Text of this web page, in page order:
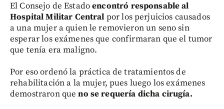
El Consejo de Estadoencontró responsable al
Hospital Militar Central por los perjuicios causados
a una mujer a quien le removieron un seno sin
esperar los exámenes que confirmaran que el tumor
que tenía era maligno.
Por eso ordenó la práctica de tratamientos de
rehabilitación a la mujer, pues luego los exámenes
demostraron queno se requería dicha cirugía.